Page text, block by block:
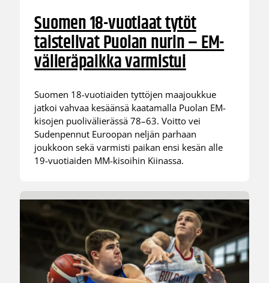
Suomen 18-vuotiaat tytöt
taistelivat Puolan nurin – EM-
välieräpaikka varmistui
Suomen 18-vuotiaiden tyttöjen maajoukkue
jatkoi vahvaa kesäänsä kaatamalla Puolan EM-
kisojen puolivälierässä 78–63. Voitto vei
Sudenpennut Euroopan neljän parhaan
joukkoon sekä varmisti paikan ensi kesän alle
19-vuotiaiden MM-kisoihin Kiinassa.